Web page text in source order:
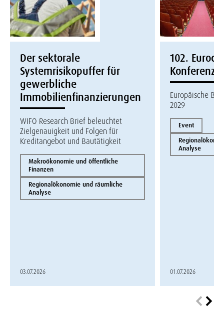
Der sektorale
Systemrisikopuffer für
gewerbliche
Immobilienfinanzierungen
WIFO Research Brief beleuchtet
Zielgenauigkeit und Folgen für
Kreditangebot und Bautätigkeit
Makroökonomie und öffentliche
Finanzen
Regionalökonomie und räumliche
Analyse
03.07.2026
102.
Konferenz
Europäische
2029
Event
Analyse
01.07.2026